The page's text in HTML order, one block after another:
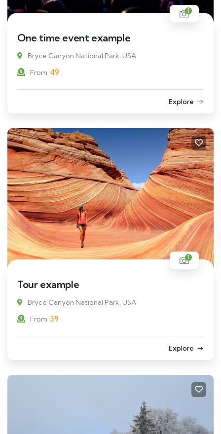
1
One time event example
Bryce Canyon National Park, USA
From 49
Explore
1
Tour example
Bryce Canyon National Park, USA
From 39
Explore